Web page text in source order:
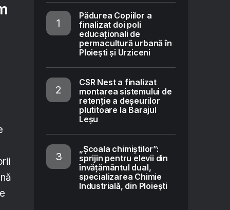
Pădurea Copiilor a
finalizat doi poli
educaționali de
permacultură urbană în
Ploiești și Urziceni
CSR Nest a finalizat
montarea sistemului de
retenție a deșeurilor
plutitoare la Barajul
Leșu
„Școala chimiștilor”:
sprijin pentru elevii din
învățământul dual,
specializarea Chimie
Industrială, din Ploiești